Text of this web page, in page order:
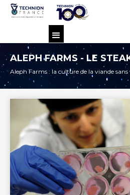
ALEPH FARMS - LE
Aleph Farms : la culture de la viande sans